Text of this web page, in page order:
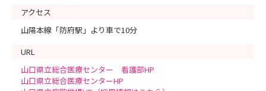
アクセス
山陽本線「防府駅」より車で10分
URL
山口県立総合医療センター 看護部HP
山口県立総合医療センターHP